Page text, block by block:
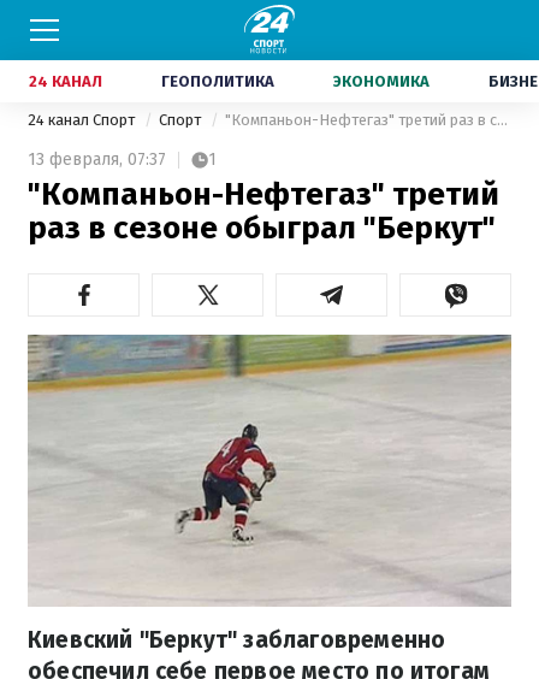
24 КАНАЛ ГЕОПОЛИТИКА ЭКОНОМИКА
24 канал Спорт Спорт "Компаньон-Нефтегаз" третий раз в сезоне обыграл "Беркут"
13 февраля, 07:37 1
"Компаньон-Нефтегаз" третий
раз в сезоне обыграл "Беркут"
Киевский "Беркут" заблаговременно
обеспечил себе первое место по итогам